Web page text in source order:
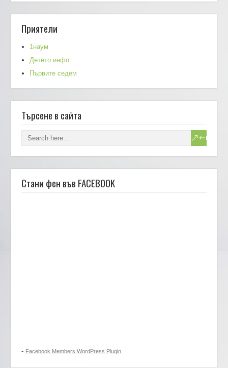
Приятели
1наум
Детето инфо
Първите седем
Търсене в сайта
Стани фен във FACEBOOK
- Facebook Members WordPress Plugin